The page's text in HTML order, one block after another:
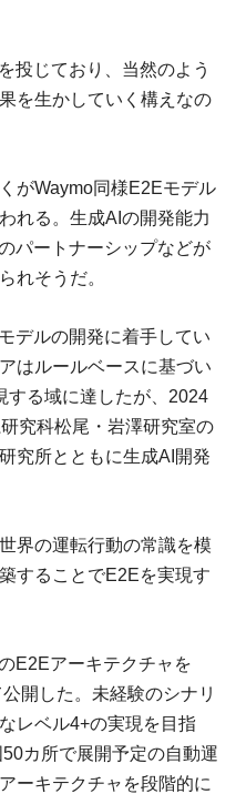
投じており、当然のよう
を生かしていく構えなの
がWaymo同様E2Eモデル
れる。生成AIの開発能力
パートナーシップなどが
れそうだ。
デルの開発に着手してい
はルールベースに基づい
する域に達したが、2024
究科松尾・岩澤研究室の
究所とともに生成AI開発
界の運転行動の常識を模
することでE2Eを実現す
E2Eアーキテクチャを
開した。未経験のシナリ
レベル4+の実現を目指
カ所で展開予定の自動運
ーキテクチャを段階的に